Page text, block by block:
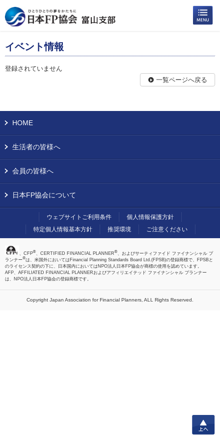
イベント情報
登録されていません
一覧ページへ戻る
HOME
生活者の皆様へ
会員の皆様へ
日本FP協会について
ウェブサイトご利用条件
個人情報保護方針
特定個人情報基本方針
推奨環境 ご注意ください
、CFP®、CERTIFIED FINANCIAL PLANNER®、およびサーティファイド ファイナンシャル プ
ランナー®は、米国外においてはFinancial Planning Standards Board Ltd.(FPSB)の登録商標で、FPSBと
のライセンス契約の下に、日本国内においてはNPO法人日本FP協会が商標の使用を認めています。
AFP、AFFILIATED FINANCIAL PLANNERおよびアフィリエイテッド ファイナンシャル プランナー
は、NPO法人日本FP協会の登録商標です。
Copyright Japan Association for Financial Planners, ALL Rights Reserved.